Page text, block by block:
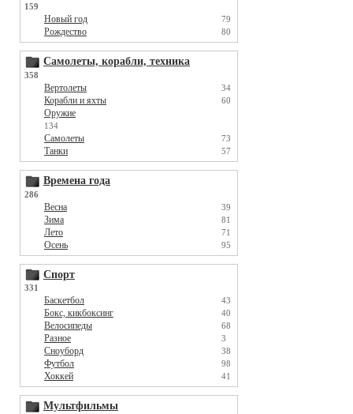
159
Новый год 79
Рождество 80
Самолеты, корабли, техника
358
Вертолеты 34
Корабли и яхты 60
Оружие
134
Самолеты 73
Танки 57
Времена года
286
Весна 39
Зима 81
Лето 71
Осень 95
Спорт
331
Баскетбол 43
Бокс, кикбоксинг 40
Велосипеды 68
Разное 3
Сноуборд 38
Футбол 98
Хоккей 41
Мультфильмы